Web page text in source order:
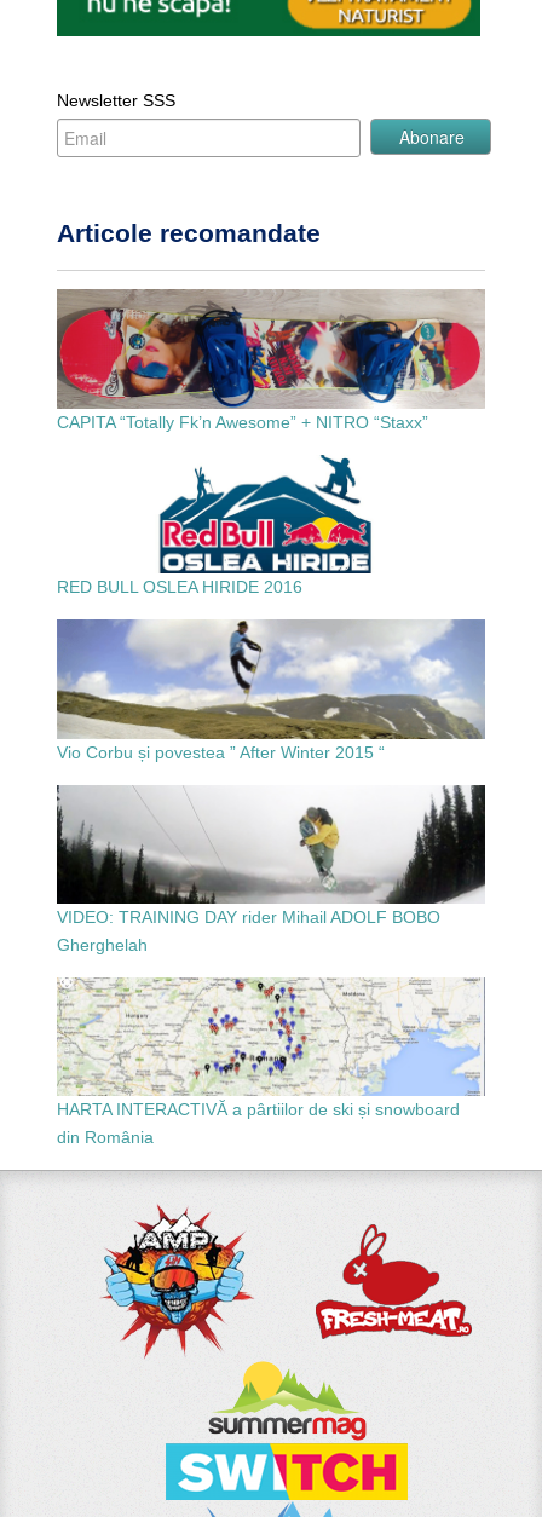
Newsletter SSS
Articole recomandate
CAPITA “Totally Fk’n Awesome” + NITRO “Staxx”
RED BULL OSLEA HIRIDE 2016
Vio Corbu și povestea ” After Winter 2015 “
VIDEO: TRAINING DAY rider Mihail ADOLF BOBO
Gherghelah
HARTA INTERACTIVĂ a pârtiilor de ski și snowboard
din România